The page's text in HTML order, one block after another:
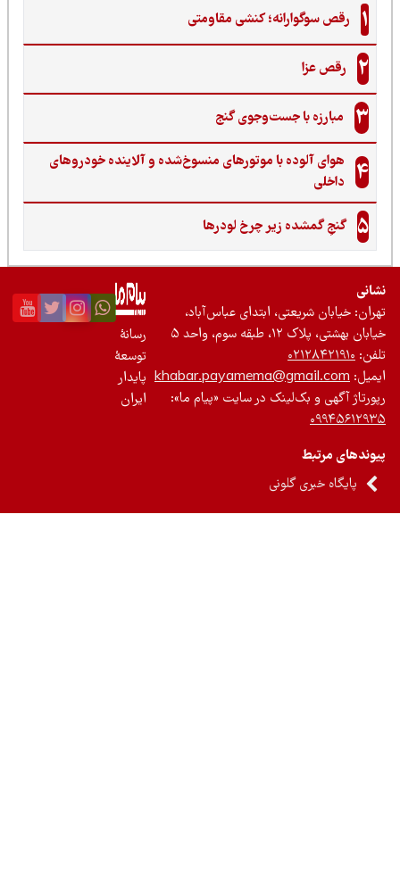
رقص سوگوارانه؛ کنشی مقاومتی
رقص عزا
مبارزه با جست‌وجوی گنج‌
هوای آلوده با موتورهای منسوخ‌شده و آلاینده خودروهای
داخلی
گنجِ گمشده زیر چرخ لودرها
خیابان شریعتی، ابتدای عباس‌آباد،
بهشتی، پلاک ۱۲، طبقه سوم، واحد ۵
۰۲۱۲۸۴۲۱۹۱۰
khabar.payamema@gmail.com
آگهی و بک‌لینک در سایت «پیام ما»:
مرتبط
پایگاه خبری گلونی
رسانۀ
توسعۀ
پایدار
ایران